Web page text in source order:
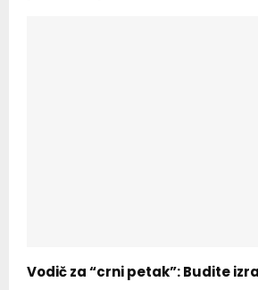
Vodič za “crni petak”: Budite